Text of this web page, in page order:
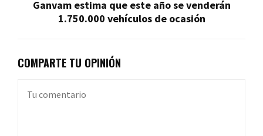
Ganvam estima que este año se venderán
1.750.000 vehículos de ocasión
COMPARTE TU OPINIÓN